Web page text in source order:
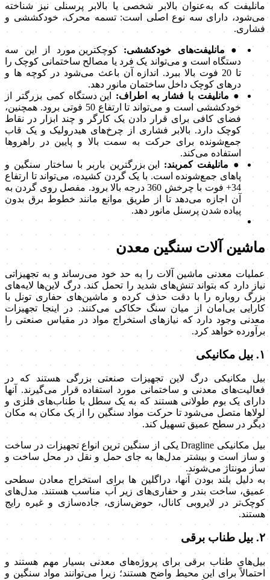
مانلیفت که به‌عنوان بالابر شخصی یا بالابر پرسنلی نیز شناخته
می‌شود، دارای سه نوع اصلی است: تسمه محرک، خودکششی و
فشاری.
● مانلیفت‌های خودکششی:کوچکترین مورد از این سه
دستگاه است و می‌تواند یک فرد یا مصالح ساختمانی کوچک را
تا 20 فوت بالا ببرد. اندازه آن باعث می‌شود در کوچه ها و
درهای کوچک داخل ساختمان مانور دهد.
● مانلیفت با فشار به اطراف:
این دستگاه کمی بزرگتر از
خودکششی است و می‌تواند تا ارتفاع 50 فوتی برود. همچنین،
فضای کافی برای قرار دادن یک کارگر و چند ابزار در نقاط
کوچک دارد. بالابر فشاری از چرخ‌های هیدرولیک و یک قاب
جمع‌شونده برای حرکت به سمت بالا و پایین در راهروها
استفاده می‌کند.
● مانلیفت کمربند:
این بزرگترین باربر با ساختار سنگین و
پاهای جمع‌شونده است. با یک گردن کشیده، می‌تواند تا ارتفاع
34+ فوت با چرخش 360 درجه بالا برود. مفصل روی گردن به
آن اجازه می‌دهد تا از طریق موانع مانند خطوط برق بدون
پیاده شدن پرسنل مانور دهد.
ماشین آلات سنگین معدن
عملیات معدنی ماشین آلات را به حد خود می‌رساند و به تجهیزاتی
نیاز دارد که بتواند تنش‌های شدید را تحمل کند. درگ لاین‌ها لایه‌های
بزرگ روباره را با دقت حذف کرده و ماشین‌های حفاری تونل با
کارایی بی‌امان از میان سنگ حکاکی می‌کنند. در اینجا تجهیزات
معدنی وجود دارد که نیازهای استخراج مواد در مقیاس صنعتی را
برآورده خواهد کرد.
۱. بیل مکانیکی
بیل مکانیکی درگ لاین تجهیزات صنعتی بزرگی هستند که در
فعالیت‌های معدنی و ساختمانی مورد استفاده قرار می‌گیرند. آنها
دارای یک بوم طولانی هستند که به یک سطل با طناب‌های فلزی و
لولاها متصل می‌شود تا حرکت مواد سنگین را از یک مکان به مکان
دیگر در سطح عمیق تسهیل کند.
بیل مکانیکی Dragline یکی از سنگین ترین انواع تجهیزات در ساخت
و ساز است و بیشتر مدل‌ها به جای حمل و نقل در محل ساخت و
ساز مونتاژ می‌شوند.
به دلیل بلند بودن آنها، دراگلین ها برای استخراج معادن سطحی
عمیق، ساخت بندر و حفاری‌های زیر آب مناسب هستند. مدل‌های
کوچک‌تر در لایروبی کانال، حوض‌سازی، جاده‌سازی و غیره رایج
هستند.
۲. بیل طناب برقی
بیل‌های طناب برقی برای پروژه‌های معدنی بسیار مهم هستند و
احتمالاً برای این محیط واضح هستند؛ زیرا می‌توانند مواد سنگین و